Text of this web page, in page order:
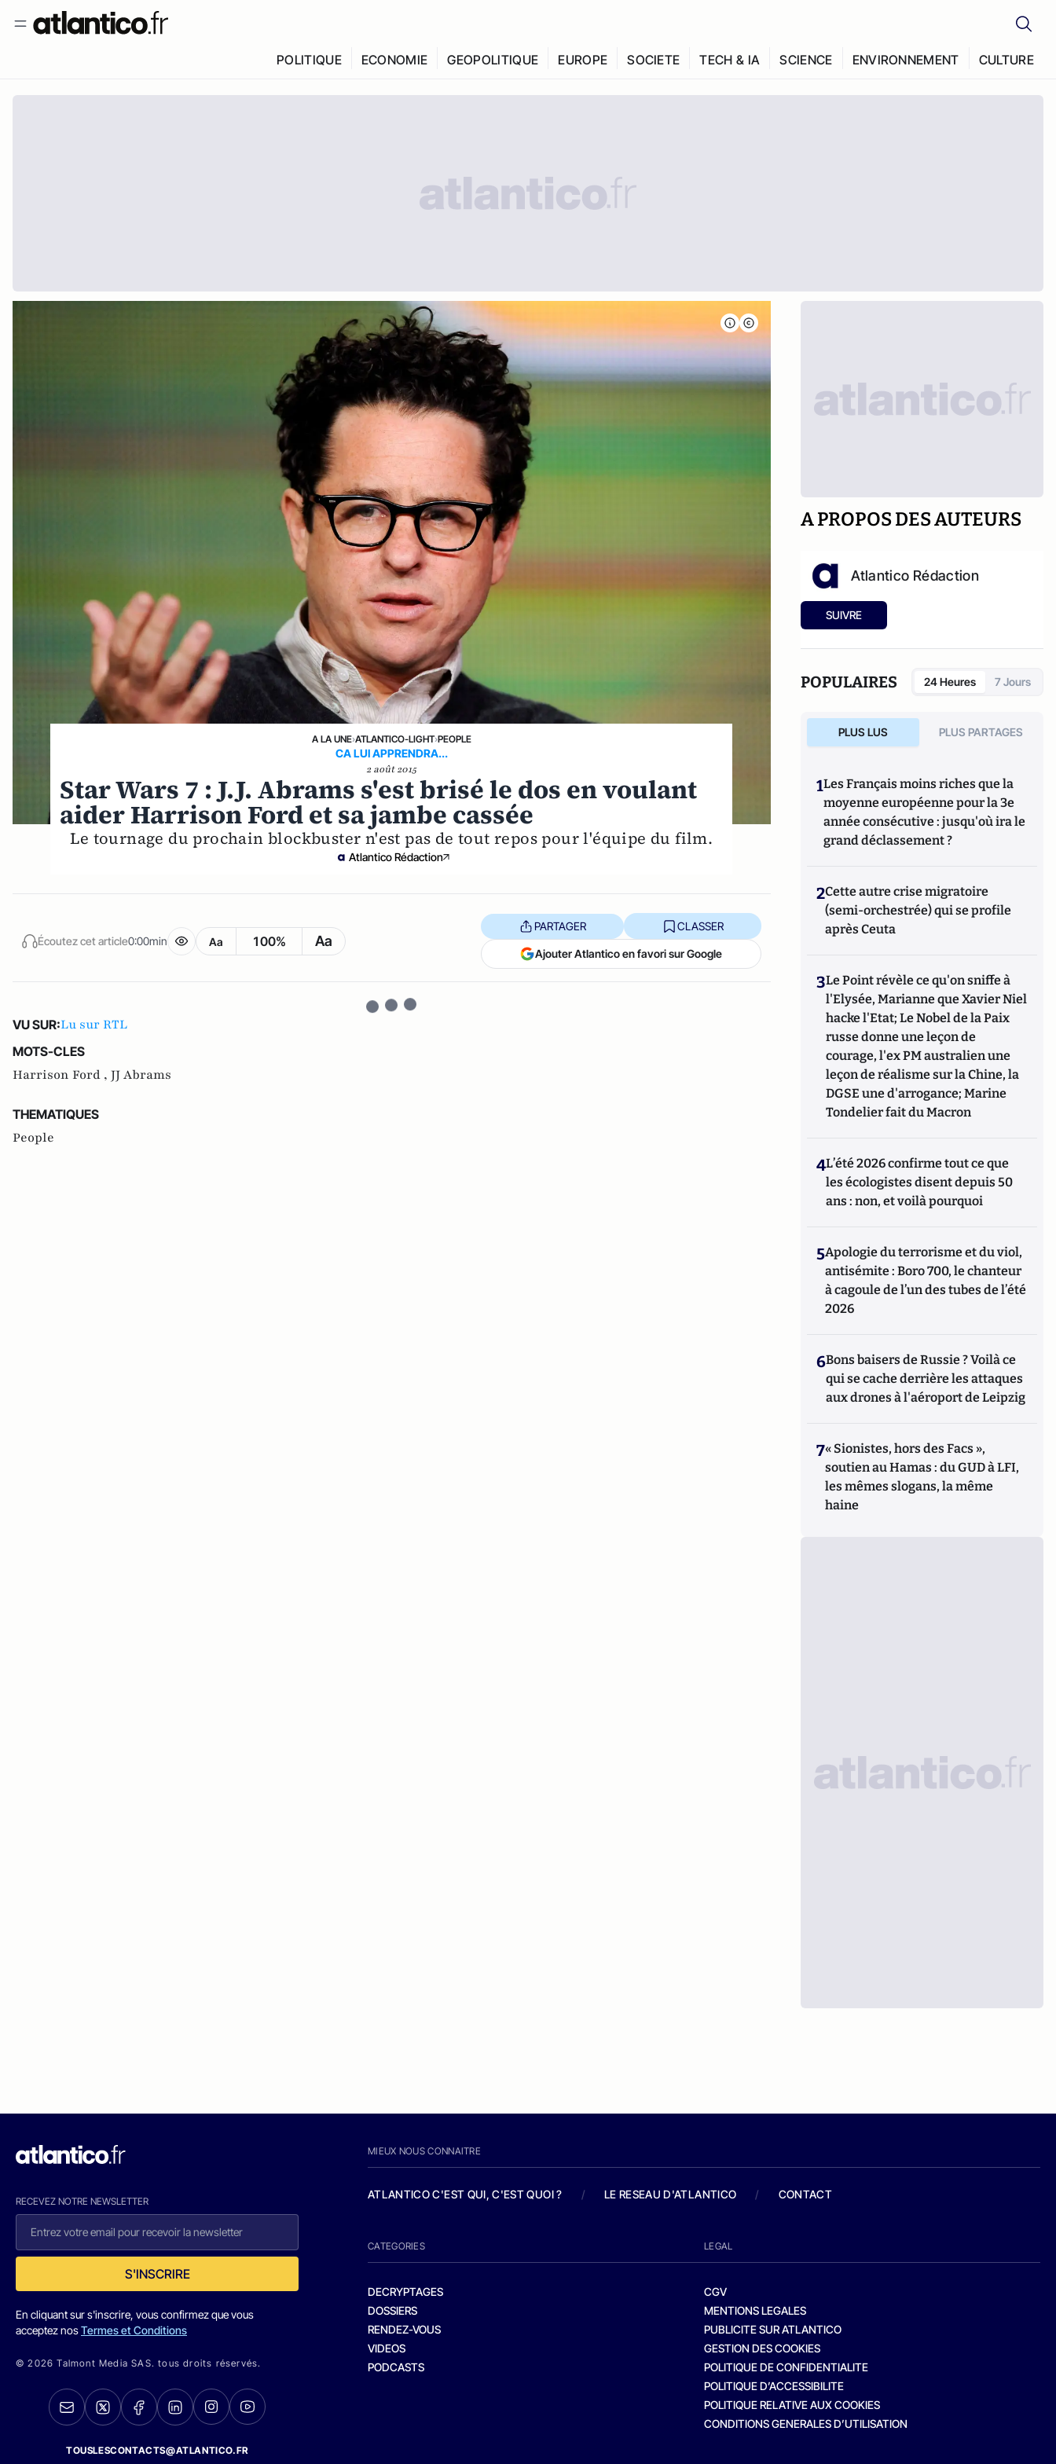
POLITIQUE ECONOMIE GEOPOLITIQUE EUROPE SOCIETE TECH & IA SCIENCE ENVIRONNEMENT CULTURE
A LA UNE›ATLANTICO-LIGHT›PEOPLE
CA LUI APPRENDRA...
2 août 2015
Star Wars 7 : J.J. Abrams s'est brisé le dos en voulant
aider Harrison Ford et sa jambe cassée
Le tournage du prochain blockbuster n'est pas de tout repos pour l'équipe du film.
Atlantico Rédaction
Écoutez cet article0:00min Aa 100% Aa
PARTAGER CLASSER
Ajouter Atlantico en favori sur Google
VU SUR:Lu sur RTL
MOTS-CLES
Harrison Ford , JJ Abrams
THEMATIQUES
People
A PROPOS DES AUTEURS
Atlantico Rédaction
SUIVRE
POPULAIRES 24 Heures 7 Jours
PLUS LUS PLUS PARTAGES
1Les Français moins riches que la
moyenne européenne pour la 3e
année consécutive : jusqu'où ira le
grand déclassement ?
2Cette autre crise migratoire
(semi-orchestrée) qui se profile
après Ceuta
3Le Point révèle ce qu'on sniffe à
l'Elysée, Marianne que Xavier Niel
hacke l'Etat; Le Nobel de la Paix
russe donne une leçon de
courage, l'ex PM australien une
leçon de réalisme sur la Chine, la
DGSE une d'arrogance; Marine
Tondelier fait du Macron
4L’été 2026 confirme tout ce que
les écologistes disent depuis 50
ans : non, et voilà pourquoi
5Apologie du terrorisme et du viol,
antisémite : Boro 700, le chanteur
à cagoule de l’un des tubes de l’été
2026
6Bons baisers de Russie ? Voilà ce
qui se cache derrière les attaques
aux drones à l'aéroport de Leipzig
7« Sionistes, hors des Facs »,
soutien au Hamas : du GUD à LFI,
les mêmes slogans, la même
haine
RECEVEZ NOTRE NEWSLETTER
S'INSCRIRE
En cliquant sur s'inscrire, vous confirmez que vous
acceptez nosTermes et Conditions
© 2026 Talmont Media SAS. tous droits réservés.
TOUSLESCONTACTS@ATLANTICO.FR
MIEUX NOUS CONNAITRE
ATLANTICO C'EST QUI, C'EST QUOI ? / LE RESEAU D'ATLANTICO / CONTACT
CATEGORIES
DECRYPTAGES
DOSSIERS
RENDEZ-VOUS
VIDEOS
PODCASTS
LEGAL
CGV
MENTIONS LEGALES
PUBLICITE SUR ATLANTICO
GESTION DES COOKIES
POLITIQUE DE CONFIDENTIALITE
POLITIQUE D’ACCESSIBILITE
POLITIQUE RELATIVE AUX COOKIES
CONDITIONS GENERALES D’UTILISATION